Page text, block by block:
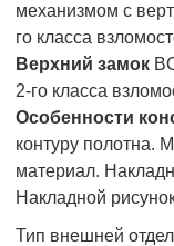
механизмом с
го класса
Верхний замок
2-го класса
Особенности
контуру полотна.
материал.
Накладной
Тип внешней